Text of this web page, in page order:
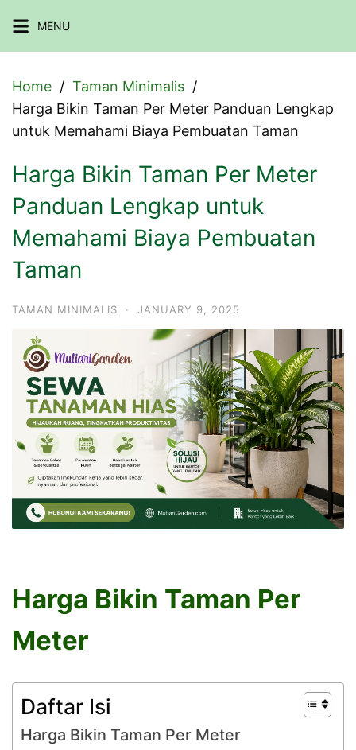
to
MENU
Home
Taman Minimalis
Harga Bikin Taman Per Meter Panduan Lengkap
untuk Memahami Biaya Pembuatan Taman
Harga Bikin Taman Per Meter
Panduan Lengkap untuk
Memahami Biaya Pembuatan
Taman
TAMAN MINIMALIS · JANUARY 9, 2025
Harga Bikin Taman Per
Meter
Daftar Isi
Harga Bikin Taman Per Meter